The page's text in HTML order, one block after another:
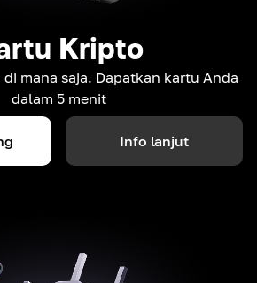
Kripto
mana saja. Dapatkan kartu Anda
dalam 5 menit
Info lanjut